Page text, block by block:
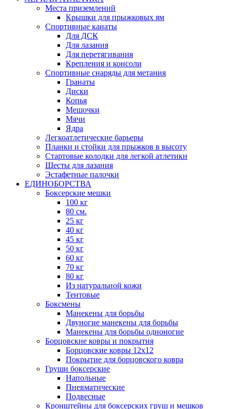
Места приземлений
Крышки для прыжковых ям
Спортивные канаты
Для ДСК
Для лазания
Для перетягивания
Крепления и консоли
Спортивные снаряды для метания
Гранаты
Диски
Копья
Мешочки
Мячи
Ядра
Легкоатлетические барьеры
Планки и стойки для прыжков в высоту
Стартовые колодки для легкой атлетики
Шесты для лазания
Эстафетные палочки
ЕДИНОБОРСТВА
Боксерские мешки
100 кг
80 см.
25 кг
40 кг
45 кг
50 кг
60 кг
70 кг
80 кг
Из натуральной кожи
Тентовые
Боксмены
Манекены для борьбы
Двуногие манекены для борьбы
Манекены для борьбы одноногие
Борцовские ковры и покрытия
Борцовские ковры 12х12
Покрытие для борцовского ковра
Груши боксерские
Напольные
Пневматические
Подвесные
Кронштейны для боксерских груш и мешков